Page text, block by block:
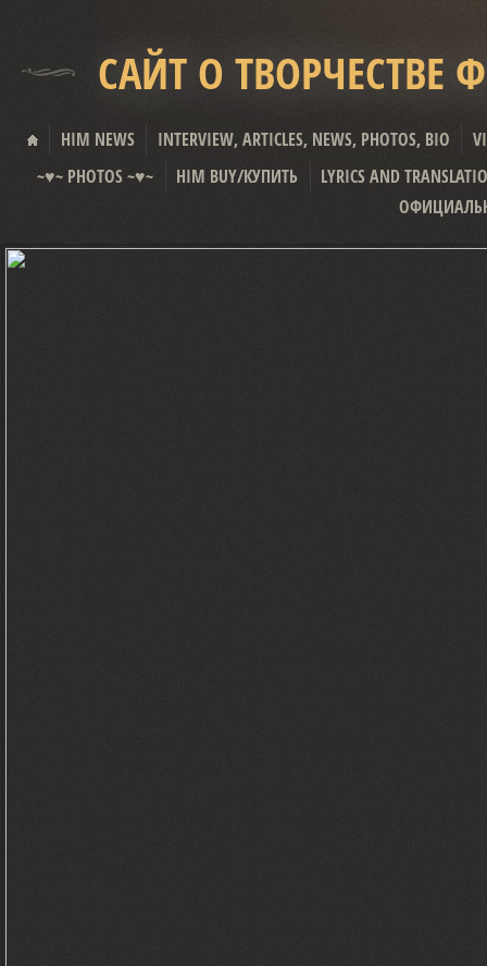
САЙТ О ТВОРЧЕСТВЕ
HIM NEWS INTERVIEW, ARTICLES, NEWS, PHOTOS, BIO
~♥~ PHOTOS ~♥~
HIM BUY/КУПИТЬ
LYRICS AND